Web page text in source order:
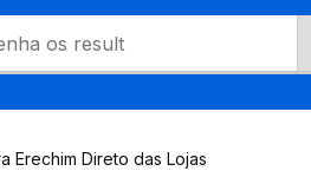
Erechim Direto das Lojas